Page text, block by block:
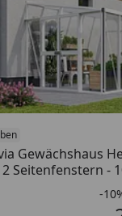
Preis
Gewächshaus
Seitenfenstern -
-